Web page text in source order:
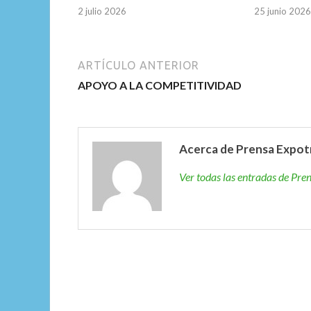
2 julio 2026 25 junio 2026
ARTÍCULO ANTERIOR
APOYO A LA COMPETITIVIDAD
Acerca de Prensa
Ver todas las entradas de